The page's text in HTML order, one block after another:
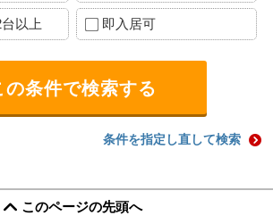
以上 即入居可
条件を指定し直して検索
このページの先頭へ